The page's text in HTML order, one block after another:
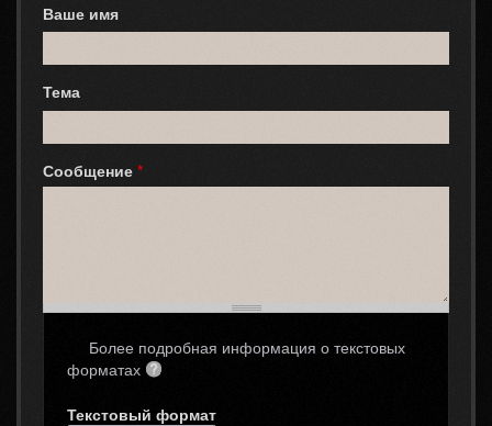
Ваше имя
Тема
Сообщение *
Более подробная информация о текстовых
форматах
Текстовый формат